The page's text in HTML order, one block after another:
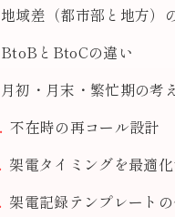
地域差（都市部と地方）
BtoBとBtoCの違い
月初・月末・繁忙期の考
不在時の再コール設計
架電タイミングを最適
架電記録テンプレート